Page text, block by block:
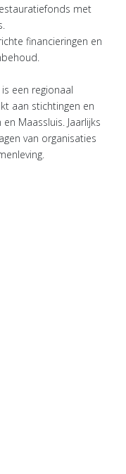
met
financieringen en
een regionaal
aan stichtingen en
Maassluis. Jaarlijks
van organisaties